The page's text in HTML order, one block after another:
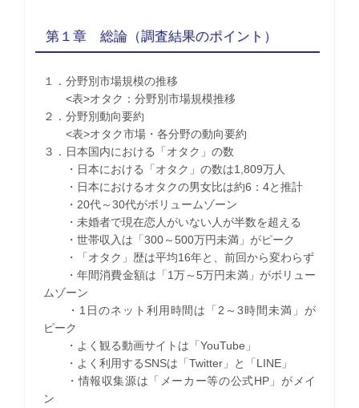
第１章 総論（調査結果のポイント）
１．分野別市場規模の推移
<表>オタク：分野別市場規模推移
２．分野別動向要約
<表>オタク市場・各分野の動向要約
３．日本国内における「オタク」の数
・日本における「オタク」の数は1,809万人
・日本におけるオタクの男女比は約6：4と推計
・20代～30代がボリュームゾーン
・未婚者で現在恋人がいない人が半数を超える
・世帯収入は「300～500万円未満」がピーク
・「オタク」歴は平均16年と、前回から変わらず
・年間消費金額は「1万～5万円未満」がボリュー
ムゾーン
・1日のネット利用時間は「2～3時間未満」が
ピーク
・よく観る動画サイトは「YouTube」
・よく利用するSNSは「Twitter」と「LINE」
・情報収集源は「メーカー等の公式HP」がメイ
ン